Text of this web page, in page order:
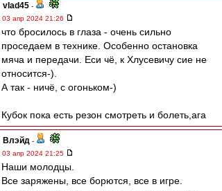
vlad45 -
03 апр 2024 21:26
что бросилось в глаза - очень сильно
проседаем в технике. Особенно остановка
мяча и передачи. Еси чё, к Хлусевичу сие не
относится-).
А так - ничё, с огоньком-)
Кубок пока есть резон смотреть и болеть,ага
Влэйд -
03 апр 2024 21:25
Наши молодцы.
Все заряжены, все борются, все в игре.